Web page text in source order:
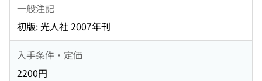
一般注記
初版: 光人社 2007年刊
入手条件・定価
2200円